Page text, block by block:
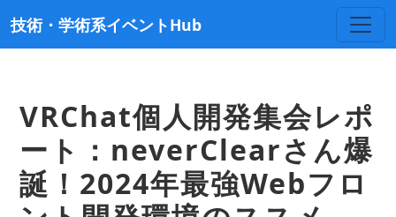
技術・学術系イベントHub
VRChat個人開発集会レポ
ート：neverClearさん爆
誕！2024年最強Webフロ